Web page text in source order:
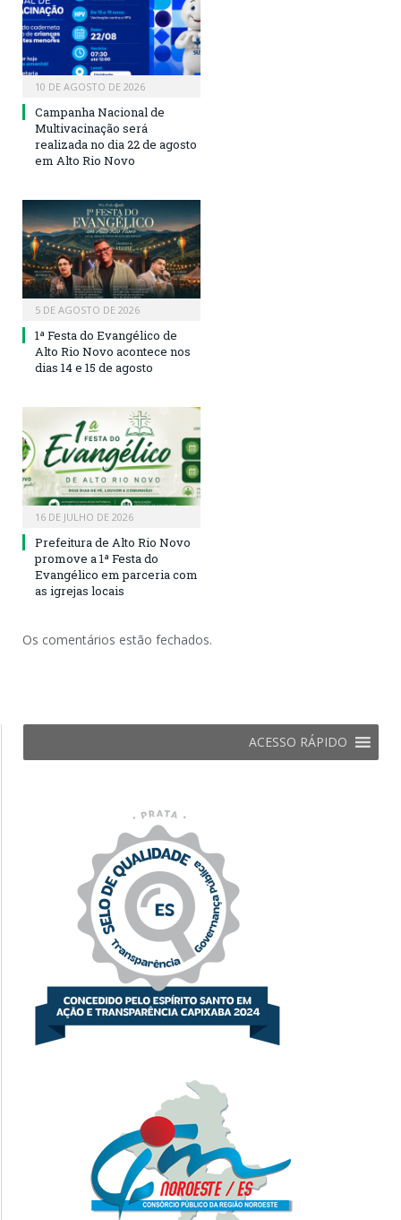
10 DE AGOSTO DE 2026
Campanha Nacional de
Multivacinação será
realizada no dia 22 de agosto
em Alto Rio Novo
5 DE AGOSTO DE 2026
1ª Festa do Evangélico de
Alto Rio Novo acontece nos
dias 14 e 15 de agosto
16 DE JULHO DE 2026
Prefeitura de Alto Rio Novo
promove a 1ª Festa do
Evangélico em parceria com
as igrejas locais
Os comentários estão fechados.
ACESSO RÁPIDO